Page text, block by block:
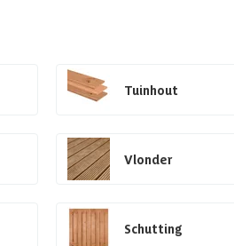
Tuinhout
Vlonder
Schutting